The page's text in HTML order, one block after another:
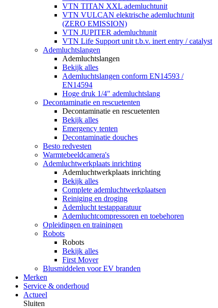
VTN TITAN XXL ademluchtunit
VTN VULCAN elektrische ademluchtunit
(ZERO EMISSION)
VTN JUPITER ademluchtunit
VTN Life Support unit t.b.v. inert entry / catalyst
Ademluchtslangen
Ademluchtslangen
Bekijk alles
Ademluchtslangen conform EN14593 /
EN14594
Hoge druk 1/4" ademluchtslang
Decontaminatie en rescuetenten
Decontaminatie en rescuetenten
Bekijk alles
Emergency tenten
Decontaminatie douches
Besto redvesten
Warmtebeeldcamera's
Ademluchtwerkplaats inrichting
Ademluchtwerkplaats inrichting
Bekijk alles
Complete ademluchtwerkplaatsen
Reiniging en droging
Ademlucht testapparatuur
Ademluchtcompressoren en toebehoren
Opleidingen en trainingen
Robots
Robots
Bekijk alles
First Mover
Blusmiddelen voor EV branden
Merken
Service & onderhoud
Actueel
Sluiten